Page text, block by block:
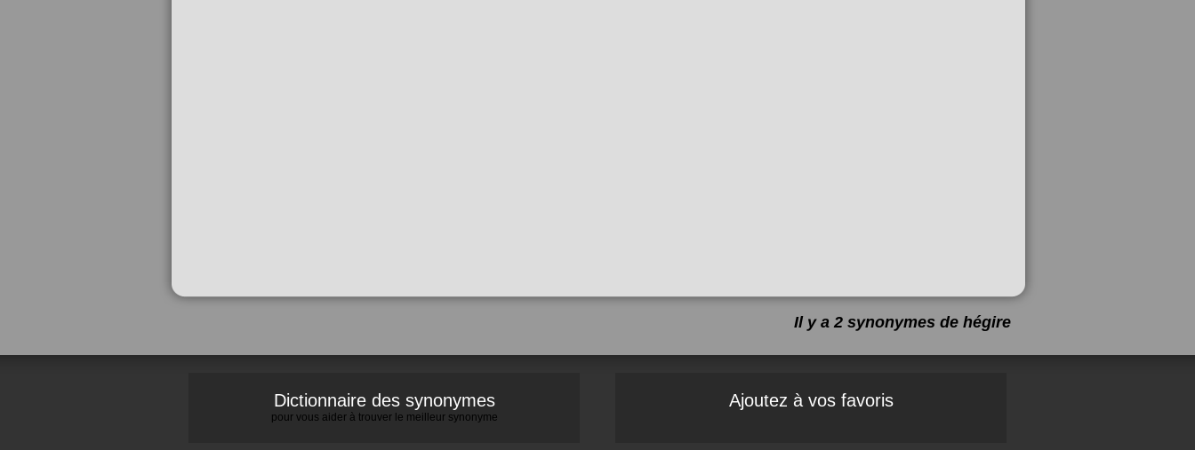
Il y a 2 synonymes de hégire
Dictionnaire des synonymes
pour vous aider à trouver le meilleur synonyme
Ajoutez à vos favoris